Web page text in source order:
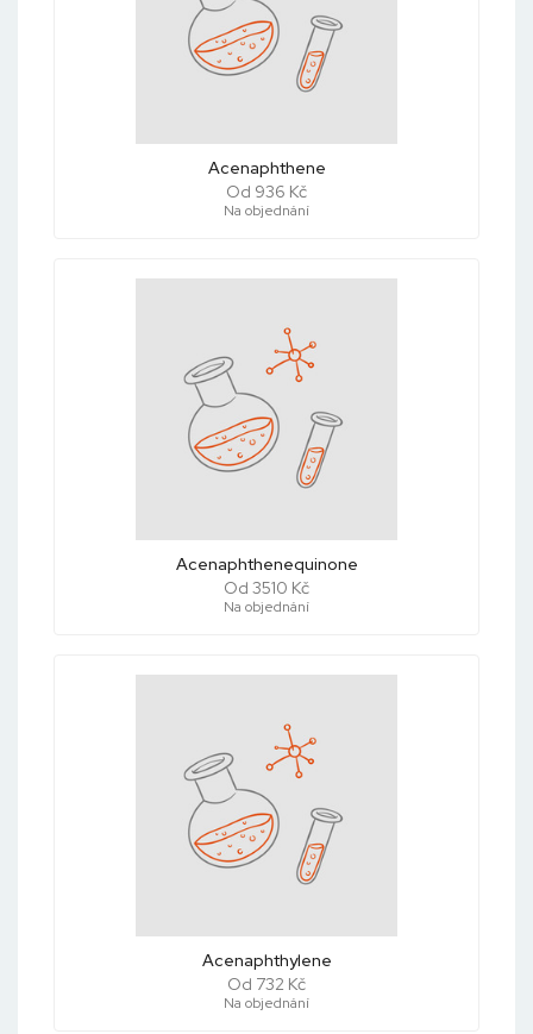
Acenaphthene
Od 936 Kč
Na objednání
Acenaphthenequinone
Od 3510 Kč
Na objednání
Acenaphthylene
Od 732 Kč
Na objednání